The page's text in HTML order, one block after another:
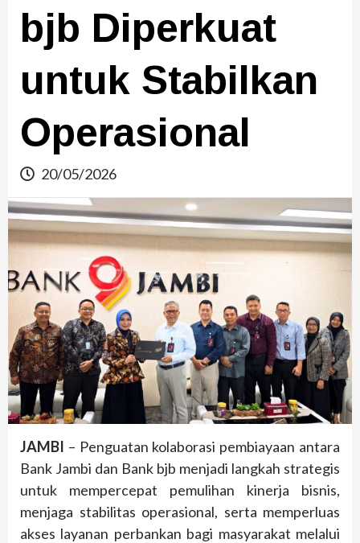
bjb Diperkuat
untuk Stabilkan
Operasional
20/05/2026
JAMBI – Penguatan kolaborasi pembiayaan antara
Bank Jambi dan Bank bjb menjadi langkah strategis
untuk mempercepat pemulihan kinerja bisnis,
menjaga stabilitas operasional, serta memperluas
akses layanan perbankan bagi masyarakat melalui